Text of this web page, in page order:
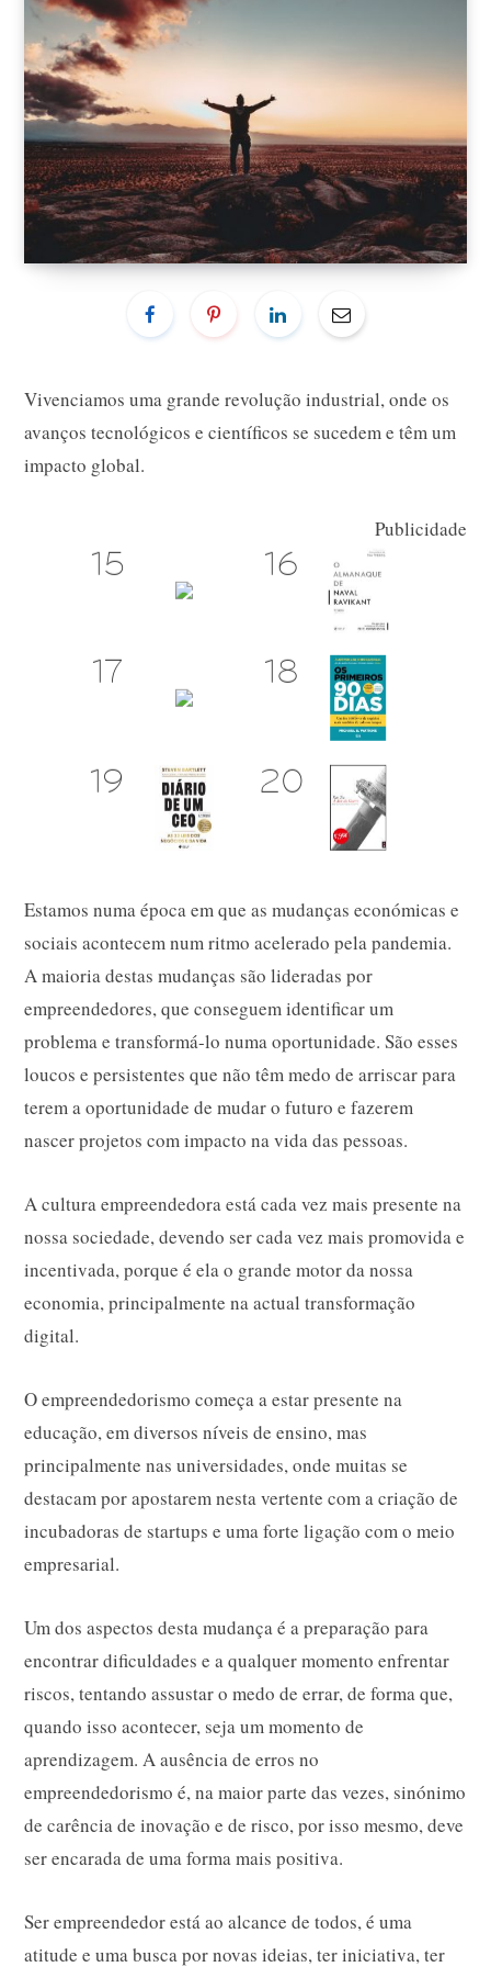
Vivenciamos uma grande revolução industrial, onde os
avanços tecnológicos e científicos se sucedem e têm um
impacto global.
Publicidade
Estamos numa época em que as mudanças económicas e
sociais acontecem num ritmo acelerado pela pandemia.
A maioria destas mudanças são lideradas por
empreendedores, que conseguem identificar um
problema e transformá-lo numa oportunidade. São esses
loucos e persistentes que não têm medo de arriscar para
terem a oportunidade de mudar o futuro e fazerem
nascer projetos com impacto na vida das pessoas.
A cultura empreendedora está cada vez mais presente na
nossa sociedade, devendo ser cada vez mais promovida e
incentivada, porque é ela o grande motor da nossa
economia, principalmente na actual transformação
digital.
O empreendedorismo começa a estar presente na
educação, em diversos níveis de ensino, mas
principalmente nas universidades, onde muitas se
destacam por apostarem nesta vertente com a criação de
incubadoras de startups e uma forte ligação com o meio
empresarial.
Um dos aspectos desta mudança é a preparação para
encontrar dificuldades e a qualquer momento enfrentar
riscos, tentando assustar o medo de errar, de forma que,
quando isso acontecer, seja um momento de
aprendizagem. A ausência de erros no
empreendedorismo é, na maior parte das vezes, sinónimo
de carência de inovação e de risco, por isso mesmo, deve
ser encarada de uma forma mais positiva.
Ser empreendedor está ao alcance de todos, é uma
atitude e uma busca por novas ideias, ter iniciativa, ter